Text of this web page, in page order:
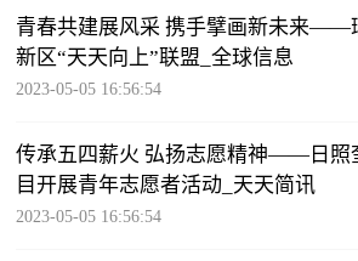
青春共建展风采 携手擘画新未来——
新区“天天向上”联盟_全球信息
2023-05-05 16:56:54
传承五四薪火 弘扬志愿精神——日照
目开展青年志愿者活动_天天简讯
2023-05-05 16:56:54